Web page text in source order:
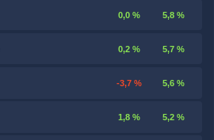
0,0 % 5,8 %
0,2 % 5,7 %
-3,7 % 5,6 %
1,8 % 5,2 %